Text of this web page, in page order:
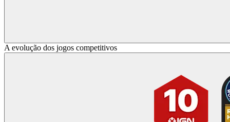
A evolução dos jogos competitivos